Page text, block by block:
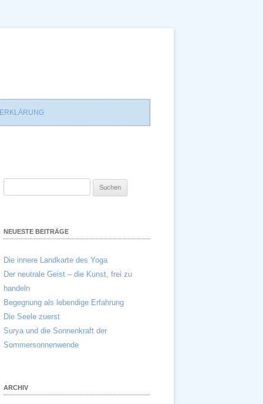
NEUESTE BEITRÄGE
Die innere Landkarte des Yoga
Der neutrale Geist – die Kunst, frei zu
handeln
Begegnung als lebendige Erfahrung
Die Seele zuerst
Surya und die Sonnenkraft der
Sommersonnenwende
ARCHIV